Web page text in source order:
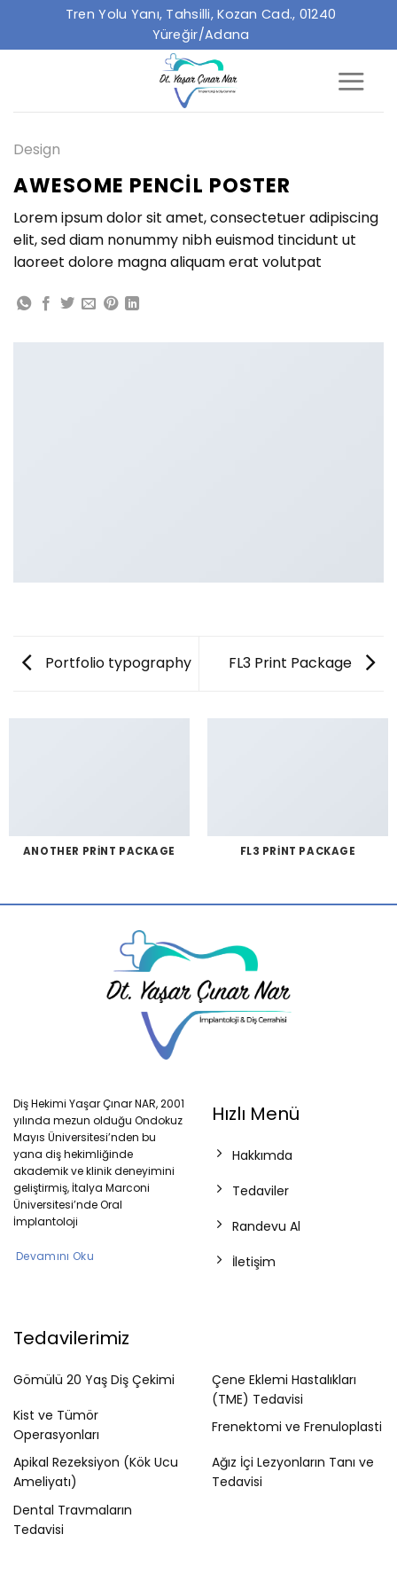
Tren Yolu Yanı, Tahsilli, Kozan Cad., 01240
Yüreğir/Adana
Design
AWESOME PENCIL POSTER
Lorem ipsum dolor sit amet, consectetuer adipiscing
elit, sed diam nonummy nibh euismod tincidunt ut
laoreet dolore magna aliquam erat volutpat
Portfolio typography FL3 Print Package
ANOTHER PRINT PACKAGE FL3 PRINT PACKAGE
Diş Hekimi Yaşar Çınar NAR, 2001
yılında mezun olduğu Ondokuz
Mayıs Üniversitesi’nden bu
yana diş hekimliğinde
akademik ve klinik deneyimini
geliştirmiş, İtalya Marconi
Üniversitesi’nde Oral
İmplantoloji
Devamını Oku
Hızlı Menü
Hakkımda
Tedaviler
Randevu Al
İletişim
Tedavilerimiz
Gömülü 20 Yaş Diş Çekimi
Kist ve Tümör
Operasyonları
Apikal Rezeksiyon (Kök Ucu
Ameliyatı)
Dental Travmaların
Tedavisi
Çene Eklemi Hastalıkları
(TME) Tedavisi
Frenektomi ve Frenuloplasti
Ağız İçi Lezyonların Tanı ve
Tedavisi